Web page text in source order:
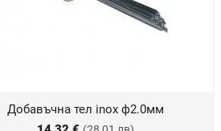
Добавъчна тел inox ф2.0мм